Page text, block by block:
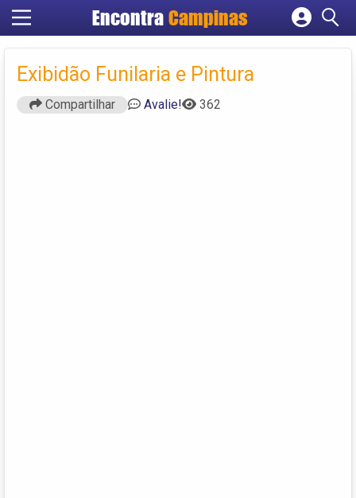
Encontra Campinas
Cadastrar empresa
Criar conta
Exibidão Funilaria e Pintura
Compartilhar Avalie! 362